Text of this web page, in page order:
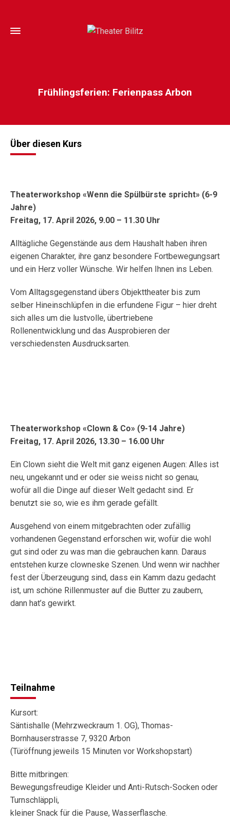
Frühlingsferien: Ferienpass Arbon
Über diesen Kurs
Theaterworkshop «Wenn die Spülbürste spricht» (6-9
Jahre)
Freitag, 17. April 2026, 9.00 – 11.30 Uhr
Alltägliche Gegenstände aus dem Haushalt haben ihren
eigenen Charakter, ihre ganz besondere Fortbewegungsart
und ein Herz voller Wünsche. Wir helfen Ihnen ins Leben.
Vom Alltagsgegenstand übers Objekttheater bis zum
selber Hineinschlüpfen in die erfundene Figur – hier dreht
sich alles um die lustvolle, übertriebene
Rollenentwicklung und das Ausprobieren der
verschiedensten Ausdrucksarten.
Theaterworkshop «Clown & Co» (9-14 Jahre)
Freitag, 17. April 2026, 13.30 – 16.00 Uhr
Ein Clown sieht die Welt mit ganz eigenen Augen: Alles ist
neu, ungekannt und er oder sie weiss nicht so genau,
wofür all die Dinge auf dieser Welt gedacht sind. Er
benutzt sie so, wie es ihm gerade gefällt.
Ausgehend von einem mitgebrachten oder zufällig
vorhandenen Gegenstand erforschen wir, wofür die wohl
gut sind oder zu was man die gebrauchen kann. Daraus
entstehen kurze clowneske Szenen. Und wenn wir nachher
fest der Überzeugung sind, dass ein Kamm dazu gedacht
ist, um schöne Rillenmuster auf die Butter zu zaubern,
dann hat’s gewirkt.
Teilnahme
Kursort:
Säntishalle (Mehrzweckraum 1. OG), Thomas-
Bornhauserstrasse 7, 9320 Arbon
(Türöffnung jeweils 15 Minuten vor Workshopstart)
Bitte mitbringen:
Bewegungsfreudige Kleider und Anti-Rutsch-Socken oder
Turnschläppli,
kleiner Snack für die Pause, Wasserflasche.